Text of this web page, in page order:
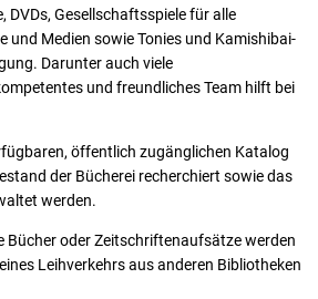
DVDs, Gesellschaftsspiele für alle
und Medien sowie Tonies und Kamishibai-
Darunter auch viele
und freundliches Team hilft bei
öffentlich zugänglichen Katalog
der Bücherei recherchiert sowie das
werden.
Bücher oder Zeitschriftenaufsätze werden
Leihverkehrs aus anderen Bibliotheken